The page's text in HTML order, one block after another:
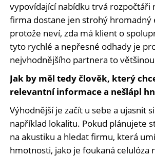
vypovídající nabídku trvá rozpočtáři
firma dostane jen strohý hromadný
protože neví, zda má klient o
tyto rychlé a nepřesné odhady je
nejvhodnějšího partnera to
Jak by měl tedy člověk, který
relevantní informace a nešlápl
Výhodnější je začít u sebe a ujasnit
například lokalitu. Pokud plánujete
na akustiku a hledat firmu, která
hmotnosti, jako je foukaná